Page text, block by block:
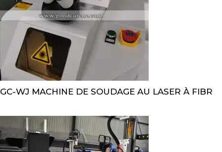
GC-WJ MACHINE DE SOUDAGE AU LASER À FIBR